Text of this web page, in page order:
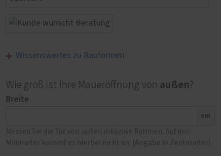
Wissenswertes zu Bauformen
Wie groß ist Ihre Maueröffnung von außen?
Breite
cm
Messen Sie die Tür von außen inklusive Rahmen. Auf den
Millimeter kommt es hierbei nicht an. (Angabe in Zentimeter)